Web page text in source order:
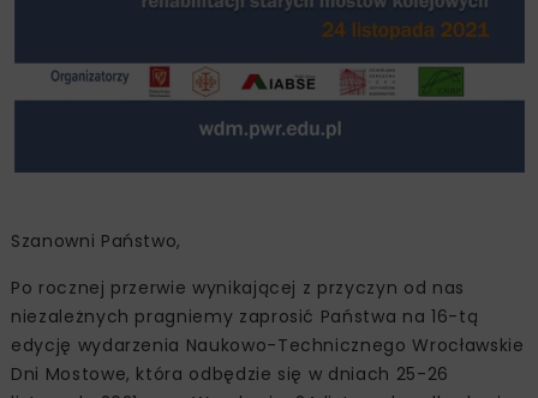
Szanowni Państwo,
Po rocznej przerwie wynikającej z przyczyn od nas
niezależnych pragniemy zaprosić Państwa na 16-tą
edycję wydarzenia Naukowo-Technicznego Wrocławskie
Dni Mostowe, która odbędzie się w dniach 25-26